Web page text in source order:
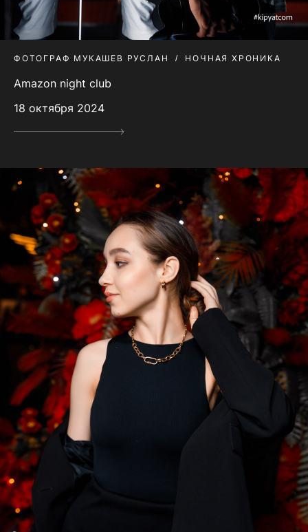
ФОТОГРАФ МУКАШЕВ РУСЛАН НОЧНАЯ ХРОНИКА
Amazon night club
18 октября 2024